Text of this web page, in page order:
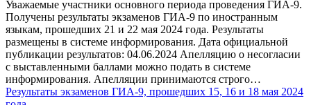
Уважаемые участники основного периода проведения ГИА-9.
Получены результаты экзаменов ГИА-9 по иностранным
языкам, прошедших 21 и 22 мая 2024 года. Результаты
размещены в системе информирования. Дата официальной
публикации результатов: 04.06.2024 Апелляцию о несогласии
с выставленными баллами можно подать в системе
информирования. Апелляции принимаются строго…
Результаты экзаменов ГИА-9, прошедших 15, 16 и 18 мая 2024